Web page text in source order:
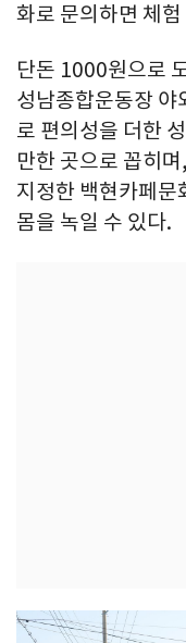
화로 문의하면 체
단돈 1000원으로
성남종합운동장 야
로 편의성을 더한
만한 곳으로 꼽히
지정한 백현카페문
몸을 녹일 수 있다.